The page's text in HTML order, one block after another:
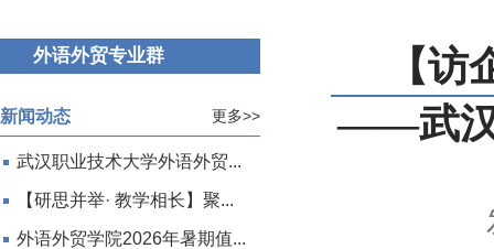
外语外贸专业群
新闻动态 更多>>
武汉职业技术大学外语外贸...
【研思并举· 教学相长】聚...
外语外贸学院2026年暑期值...
【
——武汉